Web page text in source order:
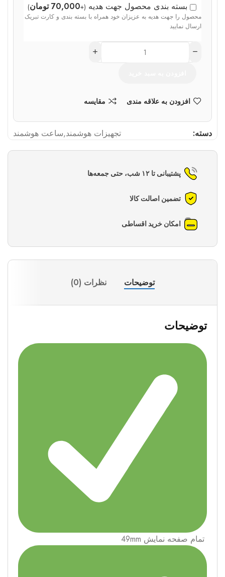
بسته بندی محصول جهت هدیه (
+
70,000 تومان)
محصول را جهت هدیه به عزیزان خود همراه با بسته بندی و کارت تبریک
ارسال نمایید
افزودن به علاقه مندی مقایسه
دسته: تجهیزات هوشمند,ساعت هوشمند
پشتیبانی تا ۱۲ شب، حتی جمعه‌ها
تضمین اصالت کالا
امکان خرید اقساطی
توضیحات نظرات (0)
توضیحات
تمام صفحه نمايش 49mm